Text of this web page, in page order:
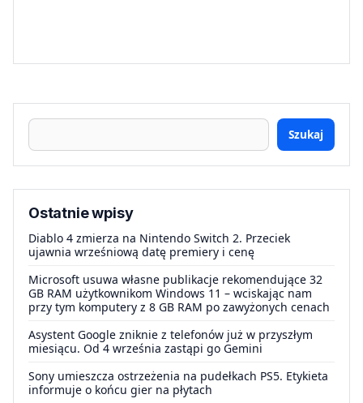
Szukaj
Ostatnie wpisy
Diablo 4 zmierza na Nintendo Switch 2. Przeciek
ujawnia wrześniową datę premiery i cenę
Microsoft usuwa własne publikacje rekomendujące 32
GB RAM użytkownikom Windows 11 – wciskając nam
przy tym komputery z 8 GB RAM po zawyżonych cenach
Asystent Google zniknie z telefonów już w przyszłym
miesiącu. Od 4 września zastąpi go Gemini
Sony umieszcza ostrzeżenia na pudełkach PS5. Etykieta
informuje o końcu gier na płytach